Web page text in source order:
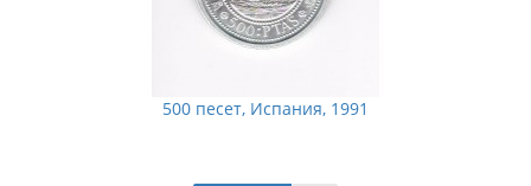
500 песет, Испания, 1991